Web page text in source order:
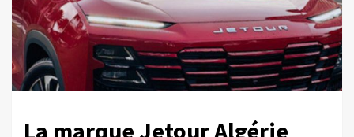
La marque Jetour Algérie